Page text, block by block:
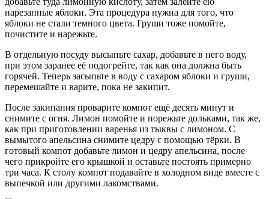
нарезанные яблоки. Эта процедура нужна для того, что
яблоки не стали темного цвета. Груши тоже помойте,
почистите и нарежьте.
В отдельную посуду высыпьте сахар, добавьте в него воду,
при этом заранее её подогрейте, так как она должна быть
горячей. Теперь засыпьте в воду с сахаром яблоки и груши,
перемешайте и варите, пока не закипит.
После закипания проварите компот ещё десять минут и
снимите с огня. Лимон помойте и порежьте дольками, так же,
как при приготовлении варенья из тыквы с лимоном. С
вымытого апельсина снимите цедру с помощью тёрки. В
готовый компот добавьте лимон и цедру апельсина, после
чего прикройте его крышкой и оставьте постоять примерно
три часа. К столу компот подавайте в холодном виде вместе с
выпечкой или другими лакомствами.